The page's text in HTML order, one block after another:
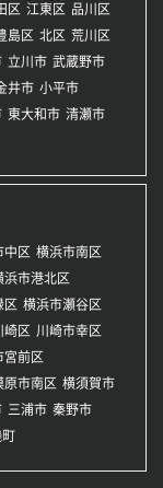
区 江東区 品川区
島区 北区 荒川区
立川市 武蔵野市
井市 小平市
東大和市 清瀬市
中区 横浜市南区
浜市港北区
区 横浜市瀬谷区
崎区 川崎市幸区
宮前区
原市南区 横須賀市
三浦市 秦野市
町